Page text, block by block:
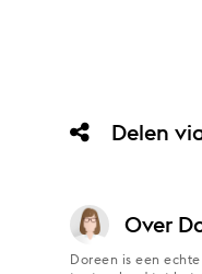
Delen
Over
Doreen is een